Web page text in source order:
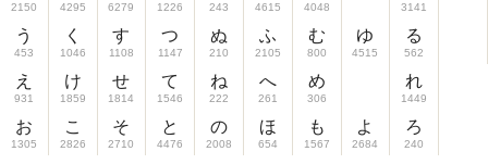
2150
う
453
え
931
お
1305
4295
く
1046
け
1859
こ
2826
6279
す
1108
せ
1814
そ
2710
1226
つ
1147
て
1546
と
4476
243
ぬ
210
ね
222
の
2008
4615
ふ
2105
へ
261
ほ
654
4048
む
800
め
306
も
1567
ゆ
4515
よ
2684
3141
る
562
れ
1449
ろ
240